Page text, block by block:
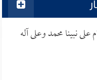
نبينا محمد وعلى آله